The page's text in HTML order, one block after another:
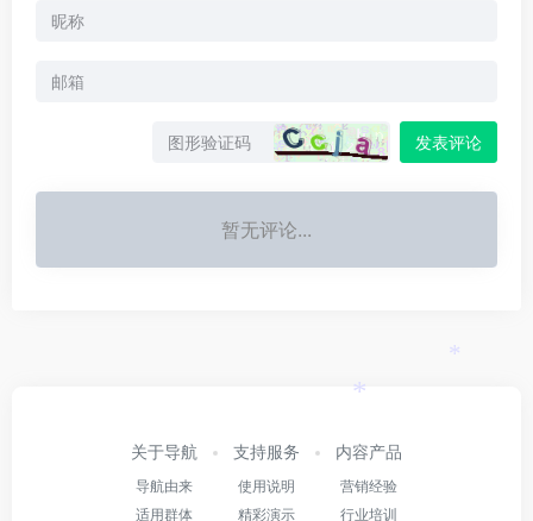
发表评论
暂无评论...
关于导航
导航由来
适用群体
支持服务
使用说明
精彩演示
内容产品
营销经验
行业培训